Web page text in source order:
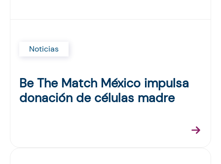
Noticias
Be The Match México impulsa
donación de células madre